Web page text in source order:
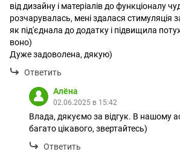
від дизайну і матеріалів до функціоналу
розчарувалась, мені здалася стимуляція
як під'єднала до додатку і підвищила
воно)
Дуже задоволена, дякую)
Ответить
Алёна
02.06.2025 в 15:42
Влада, дякуємо за відгук. В нашому
багато цікавого, звертайтесь)
Ответить